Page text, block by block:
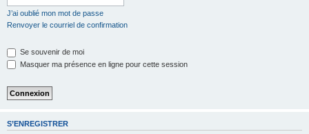
J’ai oublié mon mot de passe
Renvoyer le courriel de confirmation
Se souvenir de moi
Masquer ma présence en ligne pour cette session
S’ENREGISTRER